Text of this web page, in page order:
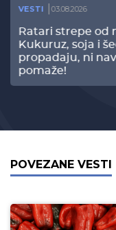
VESTI 03.08.2026
Ratari strepe od
Kukuruz, soja i
propadaju, ni
pomaže!
POVEZANE VESTI